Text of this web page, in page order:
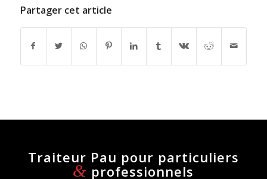
Partager cet article
Traiteur Pau pour particuliers
& professionnels